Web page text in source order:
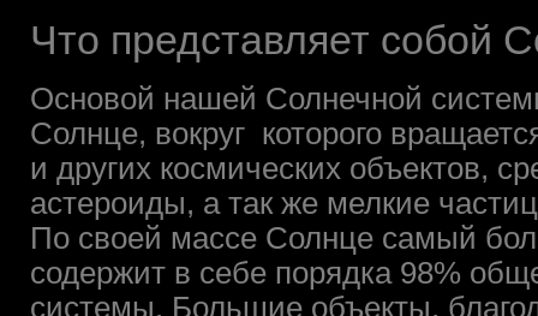
Что представляет собой
Основой нашей Солнечной
Солнце, вокруг которого
и других космических объектов,
астероиды, а так же мелкие
По своей массе Солнце самый
содержит в себе порядка 98%
системы. Большие объекты,